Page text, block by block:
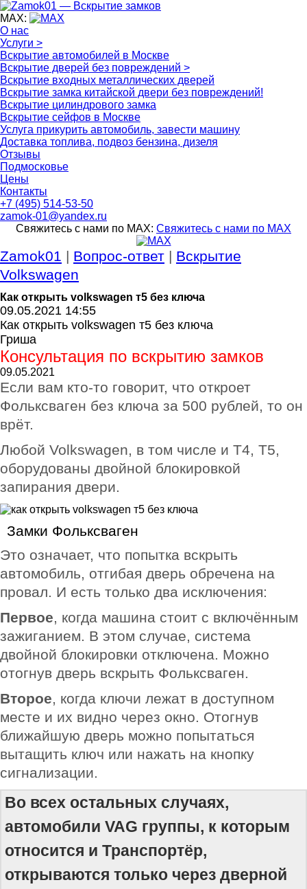
MAX:
О нас
Услуги >
Вскрытие автомобилей в Москве
Вскрытие дверей без повреждений >
Вскрытие входных металлических дверей
Вскрытие замка китайской двери без повреждений!
Вскрытие цилиндрового замка
Вскрытие сейфов в Москве
Услуга прикурить автомобиль, завести машину
Доставка топлива, подвоз бензина, дизеля
Отзывы
Подмосковье
Цены
Контакты
+7 (495) 514-53-50
zamok-01@yandex.ru
Свяжитесь с нами по MAX: Свяжитесь с нами по MAX
Zamok01 | Вопрос-ответ | Вскрытие
Volkswagen
Как открыть volkswagen т5 без ключа
09.05.2021 14:55
Как открыть volkswagen т5 без ключа
Гриша
Консультация по вскрытию замков
09.05.2021
Если вам кто-то говорит, что откроет
Фольксваген без ключа за 500 рублей, то он
врёт.
Любой Volkswagen, в том числе и Т4, Т5,
оборудованы двойной блокировкой
запирания двери.
Замки Фольксваген
Это означает, что попытка вскрыть
автомобиль, отгибая дверь обречена на
провал. И есть только два исключения:
Первое, когда машина стоит с включённым
зажиганием. В этом случае, система
двойной блокировки отключена. Можно
отогнув дверь вскрыть Фольксваген.
Второе, когда ключи лежат в доступном
месте и их видно через окно. Отогнув
ближайшую дверь можно попытаться
вытащить ключ или нажать на кнопку
сигнализации.
Во всех остальных случаях,
автомобили VAG группы, к которым
относится и Транспортёр,
открываются только через дверной